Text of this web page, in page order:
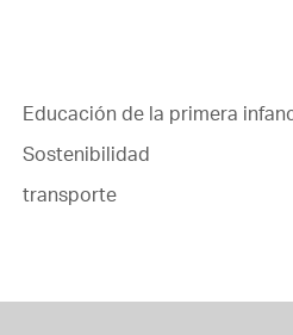
Educación de la primera
Sostenibilidad
transporte